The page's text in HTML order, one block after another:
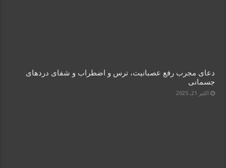
دعای مجرب رفع عصبانیت، ترس و اضطراب و شفای دردهای
جسمانی
اکتبر 21, 2025